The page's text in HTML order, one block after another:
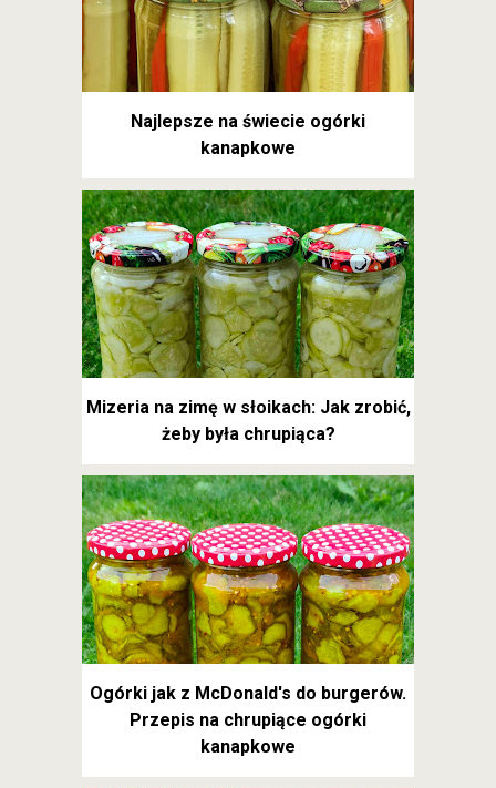
Najlepsze na świecie ogórki
kanapkowe
Mizeria na zimę w słoikach: Jak zrobić,
żeby była chrupiąca?
Ogórki jak z McDonald's do burgerów.
Przepis na chrupiące ogórki
kanapkowe